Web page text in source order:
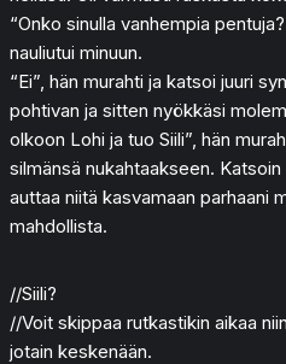
“Onko sinulla vanhempia
nauliutui minuun.
“Ei”, hän murahti ja katsoi juuri
pohtivan ja sitten nyökkäsi
olkoon Lohi ja tuo Siili”, hän
silmänsä nukahtaakseen.
auttaa niitä kasvamaan parhaani
mahdollista.
//Siili?
//Voit skippaa rutkastikin aikaa
jotain keskenään.